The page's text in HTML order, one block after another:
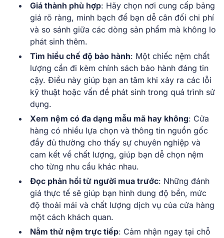
Giá thành phù hợp: Hãy chọn nơi cung cấp bảng
giá rõ ràng, minh bạch để bạn dễ cân đối chi phí
và so sánh giữa các dòng sản phẩm mà không lo
phát sinh thêm.
Tìm hiểu chế độ bảo hành: Một chiếc nệm chất
lượng cần đi kèm chính sách bảo hành đáng tin
cậy. Điều này giúp bạn an tâm khi xảy ra các lỗi
kỹ thuật hoặc vấn đề phát sinh trong quá trình sử
dụng.
Xem nệm có đa dạng mẫu mã hay không: Cửa
hàng có nhiều lựa chọn và thông tin nguồn gốc
đầy đủ thường cho thấy sự chuyên nghiệp và
cam kết về chất lượng, giúp bạn dễ chọn nệm
cho từng nhu cầu khác nhau.
Đọc phản hồi từ người mua trước: Những đánh
giá thực tế sẽ giúp bạn hình dung độ bền, mức
độ thoải mái và chất lượng dịch vụ của cửa hàng
một cách khách quan.
Nằm thử nệm trực tiếp: Cảm nhận ngay tại chỗ